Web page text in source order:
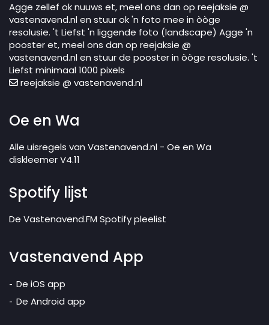
Agge zellef ok nuuws et, meel ons dan op reejaksie @
vastenavend.nl en stuur ok 'n foto mee in òòge
resolusie. 't Liefst 'n liggende foto (landscape) Agge 'n
pooster et, meel ons dan op reejaksie @
vastenavend.nl en stuur de pooster in òòge resolusie. 't
Liefst minimaal 1000 pixels
reejaksie @ vastenavend.nl
Oe en Wa
Alle uisregels van Vastenavend.nl - Oe en Wa
diskleemer V4.11
Spotify lijst
De Vastenavend.FM Spotify pleelist
Vastenavend App
De iOS app
De Android app